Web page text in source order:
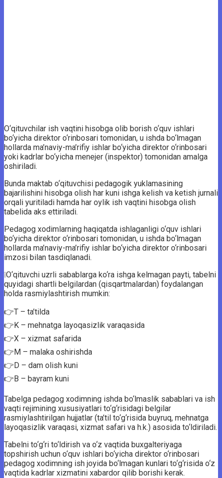
O‘qituvchilar ish vaqtini hisobga olib borish o‘quv ishlari
bo‘yicha direktor o‘rinbosari tomonidan, u ishda bo‘lmagan
hollarda ma’naviy-ma’rifiy ishlar bo‘yicha direktor o‘rinbosari
yoki kadrlar bo‘yicha menejer (inspektor) tomonidan amalga
oshiriladi.
Bunda maktab o‘qituvchisi pedagogik yuklamasining
bajarilishini hisobga olish har kuni ishga kelish va ketish jurnali
orqali yuritiladi hamda har oylik ish vaqtini hisobga olish
tabelida aks ettiriladi.
Pedagog xodimlarning haqiqatda ishlaganligi o‘quv ishlari
bo‘yicha direktor o‘rinbosari tomonidan, u ishda bo‘lmagan
hollarda ma’naviy-ma’rifiy ishlar bo‘yicha direktor o‘rinbosari
imzosi bilan tasdiqlanadi.
❕O‘qituvchi uzrli sabablarga ko‘ra ishga kelmagan payti, tabelni
quyidagi shartli belgilardan (qisqartmalardan) foydalangan
holda rasmiylashtirish mumkin:
👉T – ta’tilda
👉K – mehnatga layoqasizlik varaqasida
👉X – xizmat safarida
👉M – malaka oshirishda
👉D – dam olish kuni
👉B – bayram kuni
Tabelga pedagog xodimning ishda bo‘lmaslik sabablari va ish
vaqti rejimining xususiyatlari to‘g‘risidagi belgilar
rasmiylashtirilgan hujjatlar (ta’til to‘g‘risida buyruq, mehnatga
layoqasizlik varaqasi, xizmat safari va h.k.) asosida to‘ldiriladi.
Tabelni to‘g‘ri to‘ldirish va o‘z vaqtida buxgalteriyaga
topshirish uchun o‘quv ishlari bo‘yicha direktor o‘rinbosari
pedagog xodimning ish joyida bo‘lmagan kunlari to‘g‘risida o‘z
vaqtida kadrlar xizmatini xabardor qilib borishi kerak.